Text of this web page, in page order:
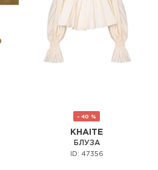
- 40 %
KHAITE
БЛУЗА
ID: 47356